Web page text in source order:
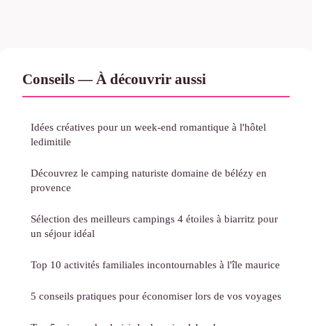
Conseils — À découvrir aussi
Idées créatives pour un week-end romantique à l'hôtel
ledimitile
Découvrez le camping naturiste domaine de bélézy en
provence
Sélection des meilleurs campings 4 étoiles à biarritz pour
un séjour idéal
Top 10 activités familiales incontournables à l'île maurice
5 conseils pratiques pour économiser lors de vos voyages